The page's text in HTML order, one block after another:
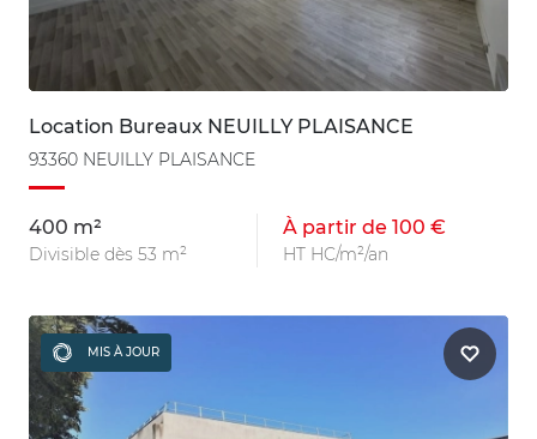
Location Bureaux NEUILLY PLAISANCE
93360 NEUILLY PLAISANCE
400 m²
Divisible dès 53 m²
À partir de 100 €
HT HC/m²/an
MIS À JOUR